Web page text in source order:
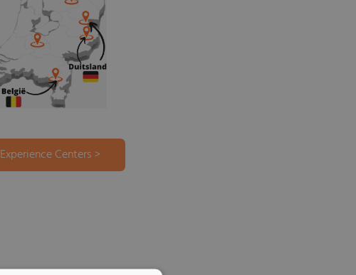
Experience Centers >